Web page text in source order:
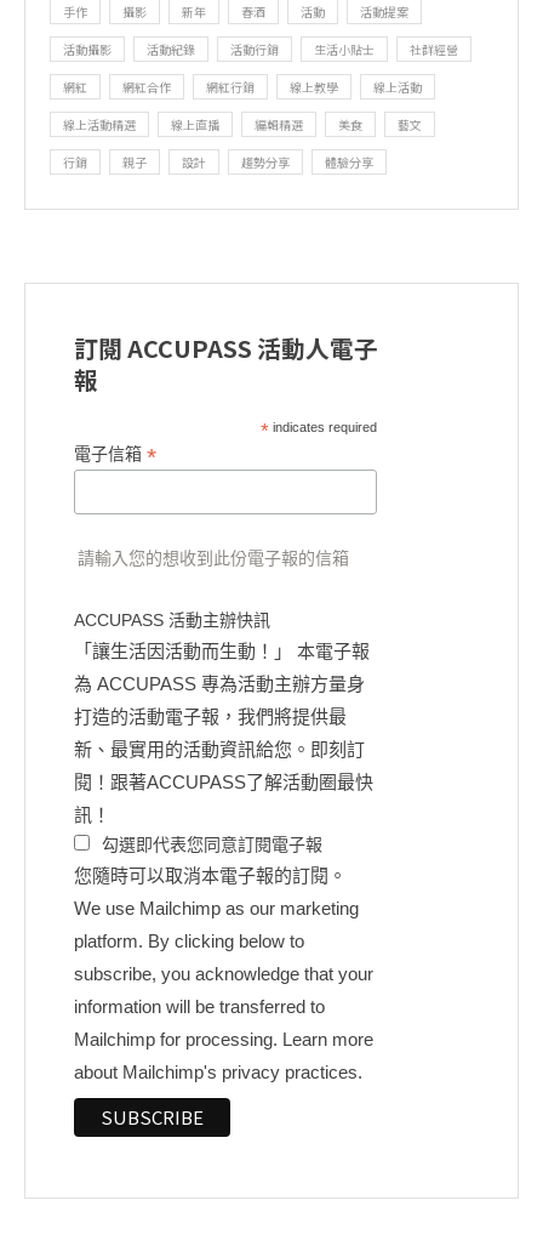
手作 攝影 新年 春酒 活動 活動提案
活動攝影 活動紀錄 活動行銷 生活小貼士 社群經營
網紅 網紅合作 網紅行銷 線上教學 線上活動
線上活動精選 線上直播 編輯精選 美食 藝文
行銷 親子 設計 趨勢分享 體驗分享
訂閱 ACCUPASS 活動人電子
報
*indicates required
電子信箱 *
請輸入您的想收到此份電子報的信箱
ACCUPASS 活動主辦快訊
「讓生活因活動而生動！」 本電子報
為 ACCUPASS 專為活動主辦方量身
打造的活動電子報，我們將提供最
新、最實用的活動資訊給您。即刻訂
閱！跟著ACCUPASS了解活動圈最快
訊！
勾選即代表您同意訂閱電子報
您隨時可以取消本電子報的訂閱。
We use Mailchimp as our marketing
platform. By clicking below to
subscribe, you acknowledge that your
information will be transferred to
Mailchimp for processing. Learn more
about Mailchimp's privacy practices.